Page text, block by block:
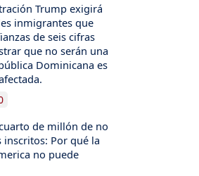
Trump exigirá
inmigrantes que
de seis cifras
que no serán una
Dominicana es
de millón de no
inscritos: Por qué la
no puede